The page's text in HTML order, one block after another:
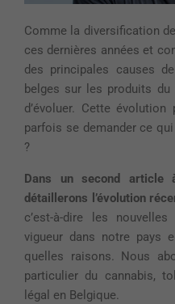
Comme la diversification
ces dernières années et
des principales causes
belges sur les produits
d’évoluer. Cette évolution
parfois se demander ce
?
Dans un second article
détaillerons l’évolution
c’est-à-dire les
vigueur dans notre pays
quelles raisons. Nous
particulier du cannabis,
légal en Belgique.